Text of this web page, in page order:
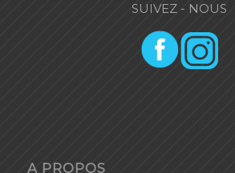
SUIVEZ - NOUS
A PROPOS